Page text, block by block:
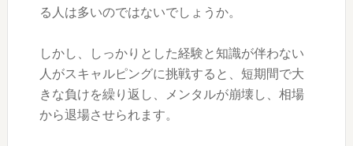
る人は多いのではないでしょうか。
しかし、しっかりとした経験と知識が伴わない
人がスキャルピングに挑戦すると、短期間で大
きな負けを繰り返し、メンタルが崩壊し、相場
から退場させられます。